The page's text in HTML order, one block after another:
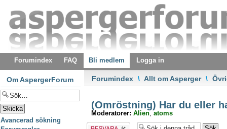
Forumindex FAQ Bli medlem Logga in
Forumindex \ Allt om Asperger \
(Omröstning) Har du eller
Moderatorer: Alien, atoms
Besvara
Om AspergerForum
Avancerad sökning